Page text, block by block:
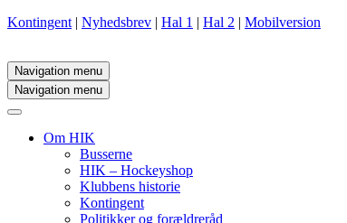
Kontingent | Nyhedsbrev | Hal 1 | Hal 2 | Mobilversion
Navigation menu
Navigation menu
Om HIK
Busserne
HIK – Hockeyshop
Klubbens historie
Kontingent
Politikker og forældreråd